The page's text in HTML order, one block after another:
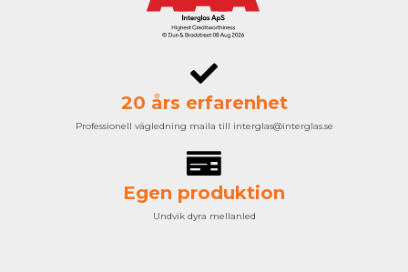
20 års erfarenhet
Professionell vägledning maila till interglas@interglas.se
Egen produktion
Undvik dyra mellanled